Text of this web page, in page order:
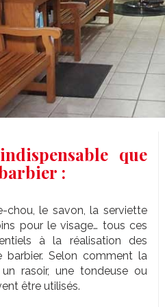
que
:
chou, le savon, la serviette
pour le visage… tous ces
à la réalisation des
barbier. Selon comment la
rasoir, une tondeuse ou
être utilisés.